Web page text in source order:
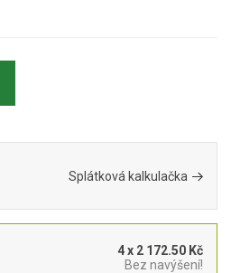
Splátková kalkulačka
4 x 2 172.50 Kč
Bez navýšení!